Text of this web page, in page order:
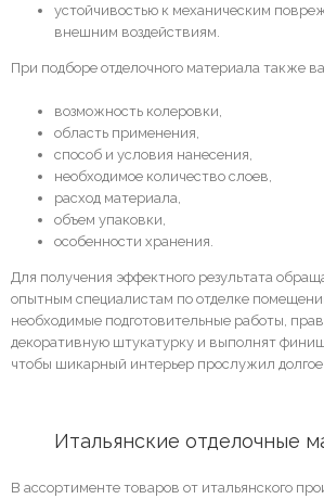
устойчивостью к механическим
внешним воздействиям.
При подборе отделочного материала также
возможность колеровки,
область применения,
способ и условия нанесения,
необходимое количество слоев,
расход материала,
объем упаковки,
особенности хранения.
Для получения эффектного результата
опытным специалистам по отделке
необходимые подготовительные работы,
декоративную штукатурку и выполнят
чтобы шикарный интерьер прослужил долгое
Итальянские отделочные
В ассортименте товаров от итальянского